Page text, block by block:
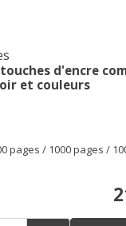
d'encre
et couleurs
pages / 1000 pages /